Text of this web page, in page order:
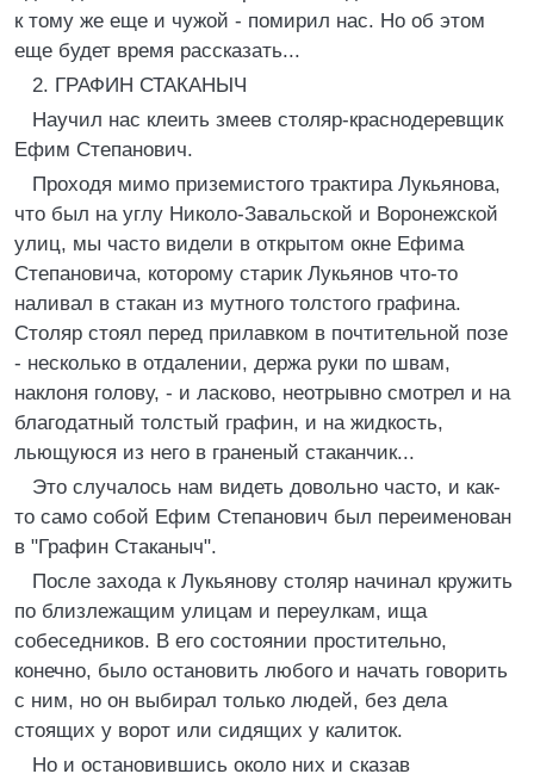
к тому же еще и чужой - помирил нас. Но об этом
еще будет время рассказать...
2. ГРАФИН СТАКАНЫЧ
Научил нас клеить змеев столяр-краснодеревщик
Ефим Степанович.
Проходя мимо приземистого трактира Лукьянова,
что был на углу Николо-Завальской и Воронежской
улиц, мы часто видели в открытом окне Ефима
Степановича, которому старик Лукьянов что-то
наливал в стакан из мутного толстого графина.
Столяр стоял перед прилавком в почтительной позе
- несколько в отдалении, держа руки по швам,
наклоня голову, - и ласково, неотрывно смотрел и на
благодатный толстый графин, и на жидкость,
льющуюся из него в граненый стаканчик...
Это случалось нам видеть довольно часто, и как-
то само собой Ефим Степанович был переименован
в "Графин Стаканыч".
После захода к Лукьянову столяр начинал кружить
по близлежащим улицам и переулкам, ища
собеседников. В его состоянии простительно,
конечно, было остановить любого и начать говорить
с ним, но он выбирал только людей, без дела
стоящих у ворот или сидящих у калиток.
Но и остановившись около них и сказав